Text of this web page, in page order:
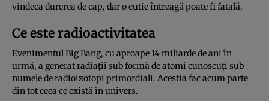
vindeca durerea de cap, dar o cutie întreagă poate fi fatală.
Ce este radioactivitatea
Evenimentul Big Bang, cu aproape 14 miliarde de ani în
urmă, a generat radiații sub formă de atomi cunoscuți sub
numele de radioizotopi primordiali. Aceștia fac acum parte
din tot ceea ce există în univers.